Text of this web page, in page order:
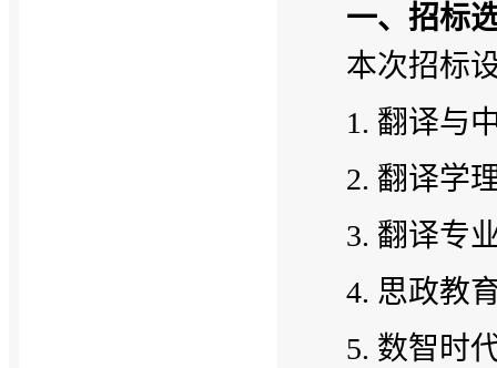
一、招标
本次招标
1. 翻译与
2. 翻译学
3. 翻译专
4. 思政教
5. 数智时